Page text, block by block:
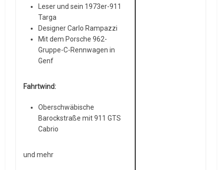
Leser und sein 1973er-911
Targa
Designer Carlo Rampazzi
Mit dem Porsche 962-
Gruppe-C-Rennwagen in
Genf
Fahrtwind:
Oberschwäbische
Barockstraße mit 911 GTS
Cabrio
und mehr